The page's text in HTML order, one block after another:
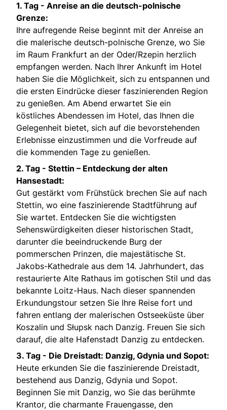
1. Tag - Anreise an die deutsch-polnische
Grenze:
Ihre aufregende Reise beginnt mit der Anreise an
die malerische deutsch-polnische Grenze, wo Sie
im Raum Frankfurt an der Oder/Rzepin herzlich
empfangen werden. Nach Ihrer Ankunft im Hotel
haben Sie die Möglichkeit, sich zu entspannen und
die ersten Eindrücke dieser faszinierenden Region
zu genießen. Am Abend erwartet Sie ein
köstliches Abendessen im Hotel, das Ihnen die
Gelegenheit bietet, sich auf die bevorstehenden
Erlebnisse einzustimmen und die Vorfreude auf
die kommenden Tage zu genießen.
2. Tag - Stettin – Entdeckung der alten
Hansestadt:
Gut gestärkt vom Frühstück brechen Sie auf nach
Stettin, wo eine faszinierende Stadtführung auf
Sie wartet. Entdecken Sie die wichtigsten
Sehenswürdigkeiten dieser historischen Stadt,
darunter die beeindruckende Burg der
pommerschen Prinzen, die majestätische St.
Jakobs-Kathedrale aus dem 14. Jahrhundert, das
restaurierte Alte Rathaus im gotischen Stil und das
bekannte Loitz-Haus. Nach dieser spannenden
Erkundungstour setzen Sie Ihre Reise fort und
fahren entlang der malerischen Ostseeküste über
Koszalin und Słupsk nach Danzig. Freuen Sie sich
darauf, die alte Hafenstadt Danzig zu entdecken.
3. Tag - Die Dreistadt: Danzig, Gdynia und Sopot:
Heute erkunden Sie die faszinierende Dreistadt,
bestehend aus Danzig, Gdynia und Sopot.
Beginnen Sie mit Danzig, wo Sie das berühmte
Krantor, die charmante Frauengasse, den